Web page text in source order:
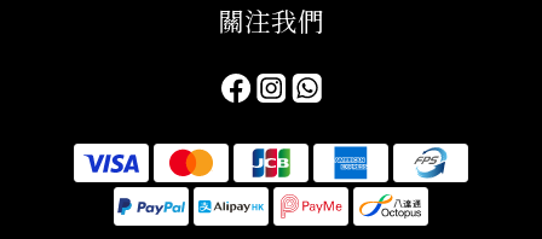
關注我們​